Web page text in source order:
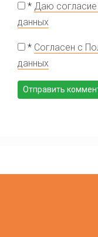
* Даю согласие
данных
* Согласен с
данных